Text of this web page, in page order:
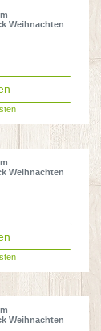
Weihnachten
Weihnachten
Weihnachten